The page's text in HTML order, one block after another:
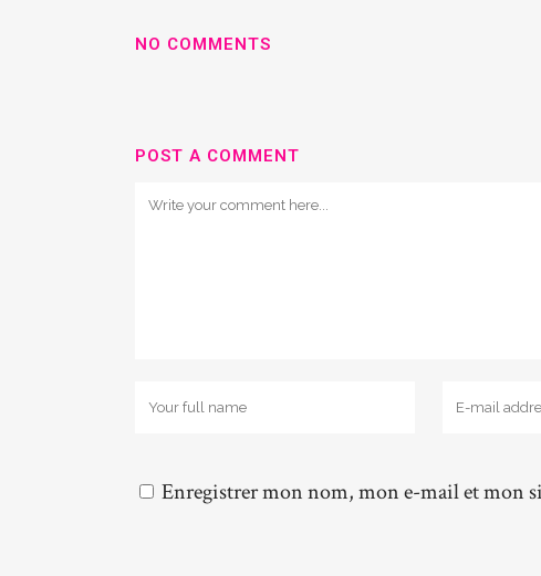
NO COMMENTS
POST A COMMENT
Enregistrer mon nom, mon e-mail et mon